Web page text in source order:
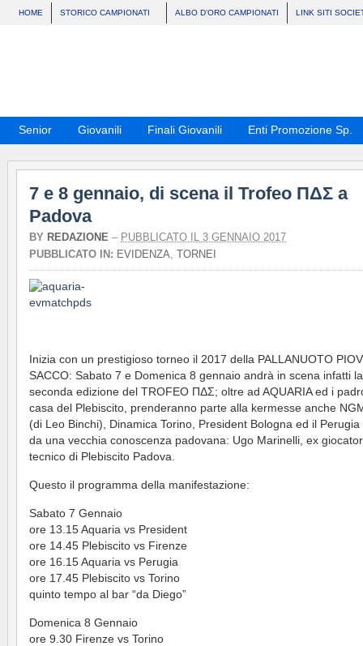
HOME STORICO CAMPIONATI ALBO D’ORO CAMPIONATI LINK SITI
Senior Giovanili Finali Giovanili Enti Promozione Sp.
7 e 8 gennaio, di scena il Trofeo ΠΔΣ a
Padova
BY REDAZIONE – PUBBLICATO IL 3 GENNAIO 2017
PUBBLICATO IN: EVIDENZA, TORNEI
Inizia con un prestigioso torneo il 2017 della PALLANUOTO
SACCO: Sabato 7 e Domenica 8 gennaio andrà in scena infatti la
seconda edizione del TROFEO ΠΔΣ; oltre ad AQUARIA ed i
casa del Plebiscito, prenderanno parte alla kermesse anche
(di Leo Binchi), Dinamica Torino, President Bologna ed il Perugia
da una vecchia conoscenza padovana: Ugo Marinelli, ex
tecnico di Plebiscito Padova.
Questo il programma della manifestazione:
Sabato 7 Gennaio
ore 13.15 Aquaria vs President
ore 14.45 Plebiscito vs Firenze
ore 16.15 Aquaria vs Perugia
ore 17.45 Plebiscito vs Torino
quinto tempo al bar “da Diego”
Domenica 8 Gennaio
ore 9.30 Firenze vs Torino